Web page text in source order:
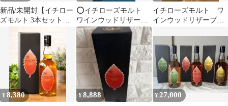
新品/未開封【イチロー
ズモルト 3本セット】
カル ホワイト
⭕️イチローズモルト
ワインウッドリザー
ブ ウイスキー
イチローズモルト ワ
インウッドリザーブ&
¥8,380 ¥8,888 ¥27,000